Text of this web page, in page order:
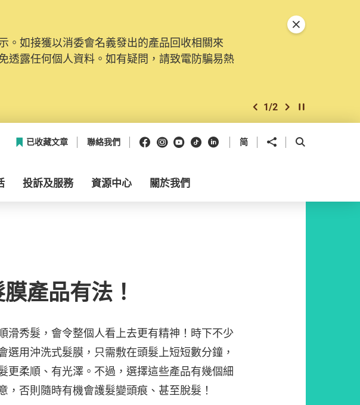
。如接獲以消委會名義發出的產品回收相關來
透露任何個人資料。如有疑問，請致電防騙易熱
上一個
1/2 下一個開始/暫停幻燈
關閉特別通告
已收藏文章 聯絡我們 Facebook
Instagram
Youtube
抖音領英 简 分享到 開啟搜尋框
投訴及服務 資源中心 關於我們
產品有法！
滑秀髮，會令整個人看上去更有精神！時下不少
選用沖洗式髮膜，只需敷在頭髮上短短數分鐘，
更柔順、有光澤。不過，選擇這些產品有幾個細
，否則隨時有機會護髮變頭痕、甚至脫髮！